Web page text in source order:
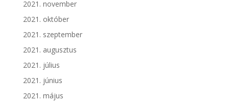
2021. november
2021. október
2021. szeptember
2021. augusztus
2021. július
2021. június
2021. május